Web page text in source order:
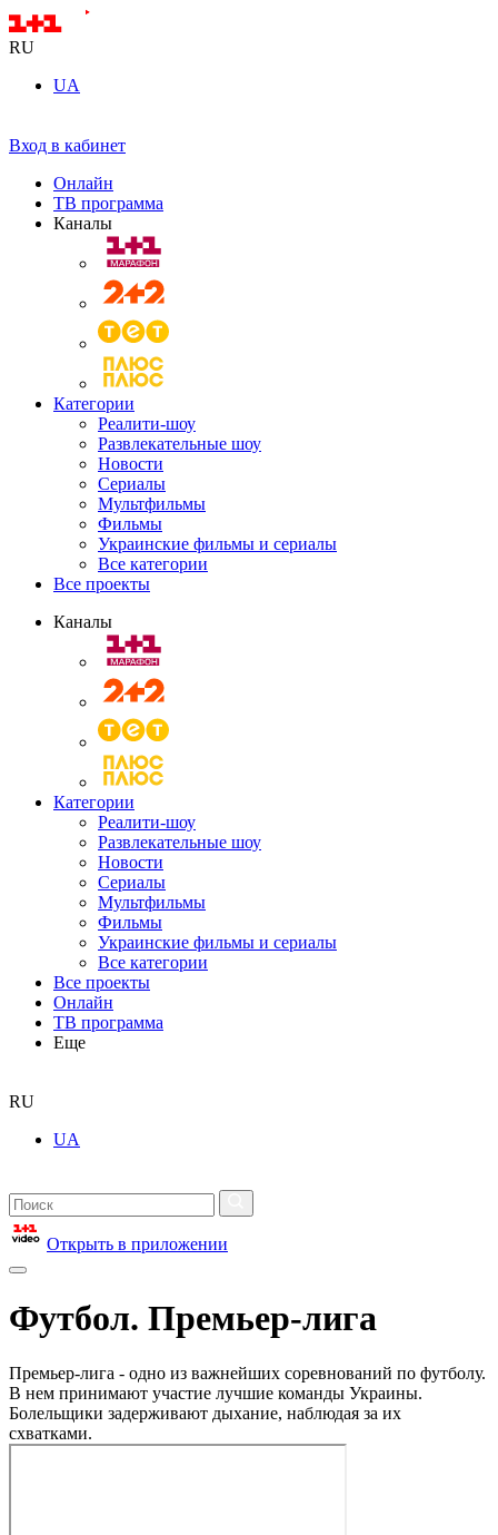
RU
UA
Вход в кабинет
Онлайн
ТВ программа
Каналы
Категории
Реалити-шоу
Развлекательные шоу
Новости
Сериалы
Мультфильмы
Фильмы
Украинские фильмы и сериалы
Все категории
Все проекты
Каналы
Категории
Реалити-шоу
Развлекательные шоу
Новости
Сериалы
Мультфильмы
Фильмы
Украинские фильмы и сериалы
Все категории
Все проекты
Онлайн
ТВ программа
Еще
RU
UA
Открыть в приложении
Футбол. Премьер-лига
Премьер-лига - одно из важнейших соревнований по футболу.
В нем принимают участие лучшие команды Украины.
Болельщики задерживают дыхание, наблюдая за их
схватками.